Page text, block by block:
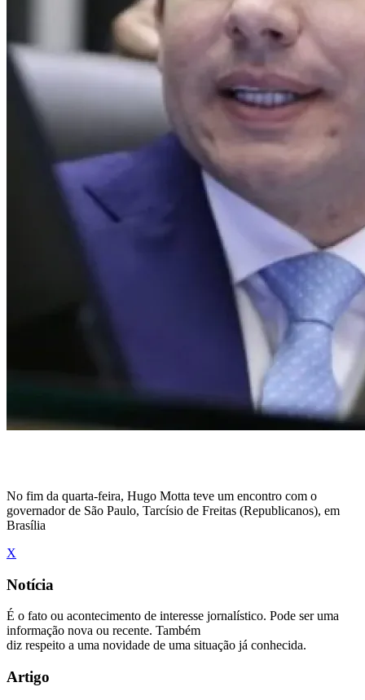
No fim da quarta-feira, Hugo Motta teve um encontro com o
governador de São Paulo, Tarcísio de Freitas (Republicanos), em
Brasília
X
Notícia
É o fato ou acontecimento de interesse jornalístico. Pode ser uma
informação nova ou recente. Também
diz respeito a uma novidade de uma situação já conhecida.
Artigo